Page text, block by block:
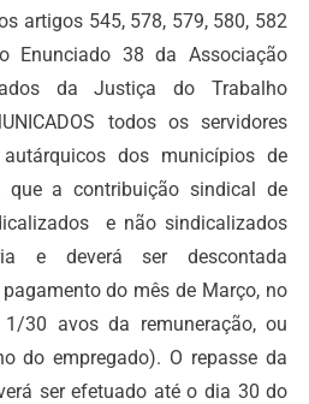
artigos 545, 578, 579, 580, 582
Enunciado 38 da Associação
da Justiça do Trabalho
todos os servidores
dos municípios de
que a contribuição sindical de
e não sindicalizados
e deverá ser descontada
do mês de Março, no
30 avos da remuneração, ou
do empregado). O repasse da
ser efetuado até o dia 30 do